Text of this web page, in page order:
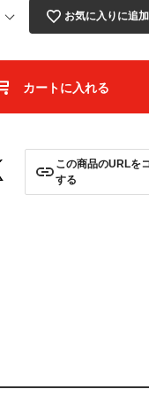
お気に入りに追
カートに入れる
この商品のURLを
する